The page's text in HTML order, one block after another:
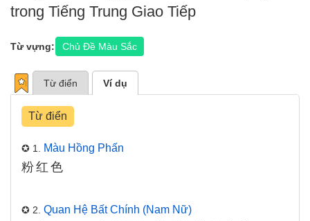
trong Tiếng Trung Giao Tiếp
Từ vựng: Chủ Đề Màu Sắc
Từ điển Ví dụ
Từ điển
✪ 1. Màu Hồng Phấn
粉红色
✪ 2. Quan Hệ Bất Chính (nam Nữ)